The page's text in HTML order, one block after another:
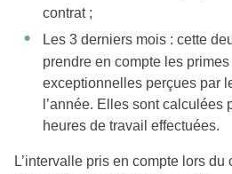
contrat ;
Les 3 derniers mois : cette
prendre en compte les
exceptionnelles perçues par
l’année. Elles sont
heures de travail effectuées.
L’intervalle pris en compte lors